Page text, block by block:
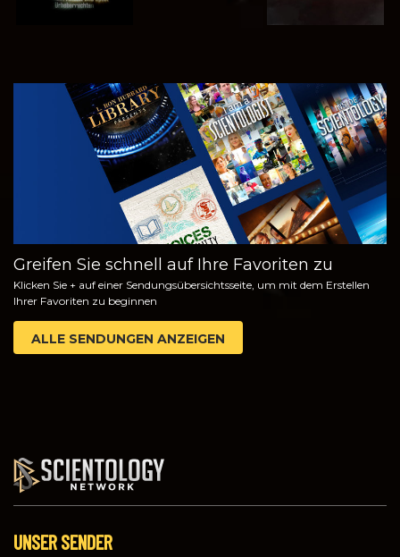
ANSEHEN
SERIE
ENTDECKEN
Greifen Sie schnell auf Ihre Favoriten zu
Klicken Sie + auf einer Sendungsübersichtsseite, um mit dem Erstellen
Ihrer Favoriten zu beginnen
ALLE SENDUNGEN ANZEIGEN
UNSER SENDER